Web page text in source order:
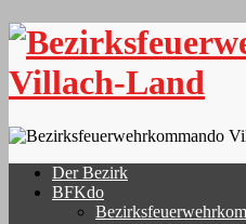
Skip
content
Der Bezirk
BFKdo